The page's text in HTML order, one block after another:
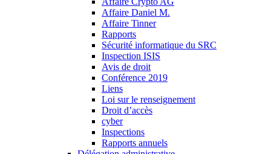
Affaire Daniel M.
Affaire Tinner
Rapports
Sécurité informatique du SRC
Inspection ISIS
Avis de droit
Conférence 2019
Liens
Loi sur le renseignement
Droit d’accès
cyber
Inspections
Rapports annuels